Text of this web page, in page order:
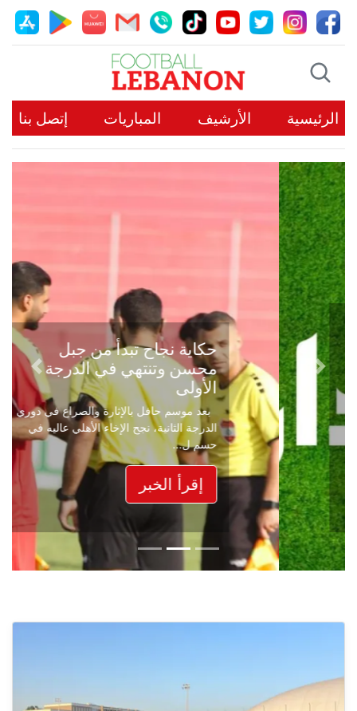
الرئيسية الأرشيف المباريات إتصل بنا
حكاية نجاح تبدأ من جبل
محسن وتنتهي في الدرجة
الأولى
بعد موسم حافل بالإثارة والصراع في دوري
الدرجة الثانية، نجح الإخاء الأهلي عاليه في
حسم ل...
إقرأ الخبر
Previous
Next